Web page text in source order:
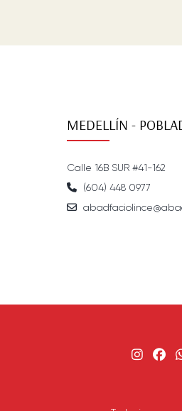
MEDELLÍN -
Calle 16B SUR #41-162
(604) 448 0977